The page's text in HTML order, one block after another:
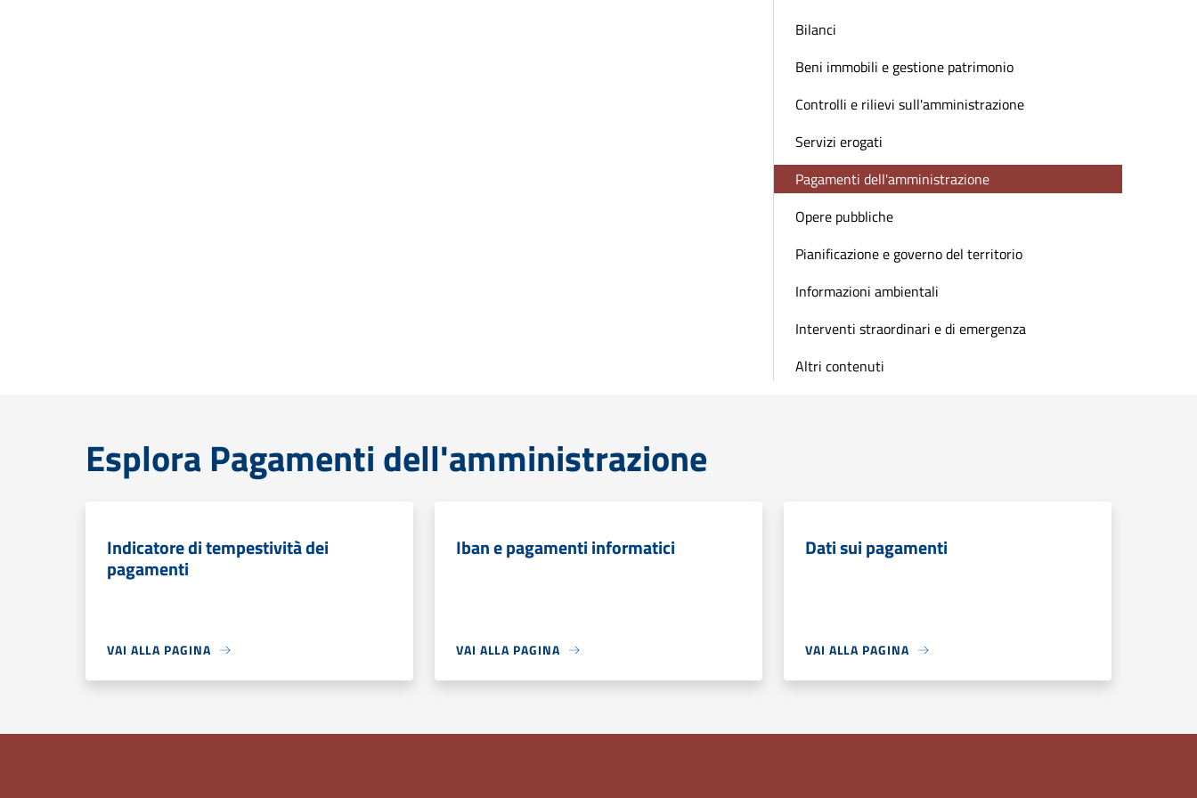
Bilanci
Beni immobili e gestione patrimonio
Controlli e rilievi sull'amministrazione
Servizi erogati
Pagamenti dell'amministrazione
Opere pubbliche
Pianificazione e governo del territorio
Informazioni ambientali
Interventi straordinari e di emergenza
Altri contenuti
Esplora Pagamenti dell'amministrazione
Indicatore di tempestività dei
pagamenti
VAI ALLA PAGINA
Iban e pagamenti informatici
VAI ALLA PAGINA
Dati sui pagamenti
VAI ALLA PAGINA